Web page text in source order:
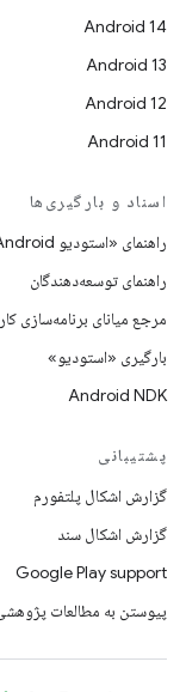
Android 14
Android 13
Android 12
Android 11
اسناد و بارگیری‌ها
راهنمای «استودیو Android»
راهنمای توسعه‌دهندگان
مرجع میانای برنامه‌سازی
بارگیری «استودیو»
Android NDK
پشتیبانی
گزارش اشکال پلتفورم
گزارش اشکال سند
Google Play support
پیوستن به مطالعات